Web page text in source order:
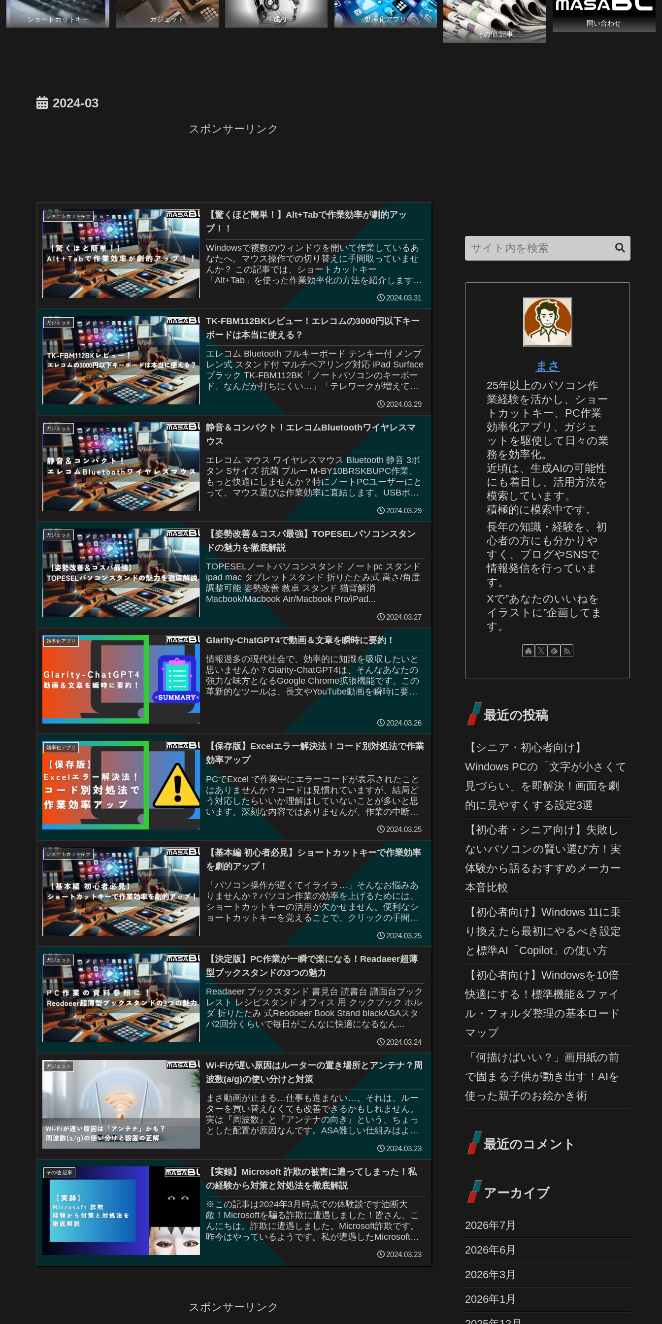
ショートカットキー ガジェット 生成AI
効率化アプリ
その他 記事
問い合わせ
2024-03
スポンサーリンク
ショートカットキー
【驚くほど簡単！】Alt+Tabで作業効率が劇的アッ
プ！！
Windowsで複数のウィンドウを開いて作業しているあ
なたへ。マウス操作での切り替えに手間取っていませ
んか？ この記事では、ショートカットキー
「Alt+Tab」を使った作業効率化の方法を紹介します。
基本操作から応用テクニック、そして日常で役立つ活
用シーンまで解説します。
2024.03.31
ガジェット
TK-FBM112BKレビュー！エレコムの3000円以下キー
ボードは本当に使える？
エレコム Bluetooth フルキーボード テンキー付 メンブ
レン式 スタンド付 マルチペアリング対応 iPad Surface
ブラック TK-FBM112BK「ノートパソコンのキーボー
ド、なんだか打ちにくい…」「テレワークが増えて、
2024.03.29
ガジェット
静音＆コンパクト！エレコムBluetoothワイヤレスマ
ウス
エレコム マウス ワイヤレスマウス Bluetooth 静音 3ボ
タン Sサイズ 抗菌 ブルー M-BY10BRSKBUPC作業、
もっと快適にしませんか？特にノートPCユーザーにと
って、マウス選びは作業効率に直結します。USBポー
2024.03.29
ガジェット
【姿勢改善＆コスパ最強】TOPESELパソコンスタン
ドの魅力を徹底解説
TOPESELノートパソコンスタンド ノートpc スタンド
ipad mac タブレットスタンド 折りたたみ式 高さ/角度
調整可能 姿勢改善 教卓 スタンド 猫背解消
Macbook/Macbook Air/Macbook Pro/iPad...
2024.03.27
効率化アプリ
Glarity-ChatGPT4で動画＆文章を瞬時に要約！
情報過多の現代社会で、効率的に知識を吸収したいと
思いませんか？Glarity-ChatGPT4は、そんなあなたの
強力な味方となるGoogle Chrome拡張機能です。この
革新的なツールは、長文やYouTube動画を瞬時に要約
2024.03.26
効率化アプリ
【保存版】Excelエラー解決法！コード別対処法で作業
効率アップ
PCでExcel で作業中にエラーコードが表示されたこと
はありませんか？コードは見慣れていますが、結局ど
う対応したらいいか理解はしていないことが多いと思
います。深刻な内容ではありませんが、作業の中断の
対策になります。エラーコードは、問題の原...
2024.03.25
ショートカットキー
【基本編 初心者必見】ショートカットキーで作業効率
を劇的アップ！
「パソコン操作が遅くてイライラ…」そんなお悩みあ
りませんか？パソコン作業の効率を上げるためには、
ショートカットキーの活用が欠かせません。便利なシ
ョートカットキーを覚えることで、クリックの手間や
繰り返し作業を効率化して、作業スピードを大幅に
2024.03.25
ガジェット
【決定版】PC作業が一瞬で楽になる！Readaeer超薄
型ブックスタンドの3つの魅力
Readaeer ブックスタンド 書見台 読書台 譜面台ブック
レスト レシピスタンド オフィス 用 クックブック ホル
ダ 折りたたみ 式Reodoeer Book Stand blackASAスタ
バ2回分くらいで毎日がこんなに快適になるなん...
2024.03.24
ガジェット
Wi-Fiが遅い原因はルーターの置き場所とアンテナ？周
波数(a/g)の使い分けと対策
まさ動画が止まる…仕事も進まない…。それは、ルー
ターを買い替えなくても改善できるかもしれません。
実は『周波数』と『アンテナの向き』という、ちょっ
とした配置が原因なんです。ASA難しい仕組みはよく
わかんないけど、置き場所を変えるだけでWi-F...
2024.03.23
その他 記事
【実録】Microsoft 詐欺の被害に遭ってしまった！私
の経験から対策と対処法を徹底解説
※この記事は2024年3月時点での体験談です油断大
敵！Microsoftを騙る詐欺に遭遇しました！皆さん、こ
んにちは。詐欺に遭遇しました。Microsoft詐欺です。
昨今はやっているようです。私が遭遇したMicrosoft詐
欺について、皆さ...
2024.03.23
スポンサーリンク
まさ
25年以上のパソコン作
業経験を活かし、ショー
トカットキー、PC作業
効率化アプリ、ガジェ
ットを駆使して日々の業
務を効率化。
近頃は、生成AIの可能性
にも着目し、活用方法を
模索しています。
積極的に模索中です。
長年の知識・経験を、初
心者の方にも分かりや
すく、ブログやSNSで
情報発信を行っていま
す。
Xで”あなたのいいねを
イラストに”企画してま
す。
最近の投稿
【シニア・初心者向け】
Windows PCの「文字が小さくて
見づらい」を即解決！画面を劇
的に見やすくする設定3選
【初心者・シニア向け】失敗し
ないパソコンの賢い選び方！実
体験から語るおすすめメーカー
本音比較
【初心者向け】Windows 11に乗
り換えたら最初にやるべき設定
と標準AI「Copilot」の使い方
【初心者向け】Windowsを10倍
快適にする！標準機能＆ファイ
ル・フォルダ整理の基本ロード
マップ
「何描けばいい？」画用紙の前
で固まる子供が動き出す！AIを
使った親子のお絵かき術
最近のコメント
アーカイブ
2026年7月
2026年6月
2026年3月
2026年1月